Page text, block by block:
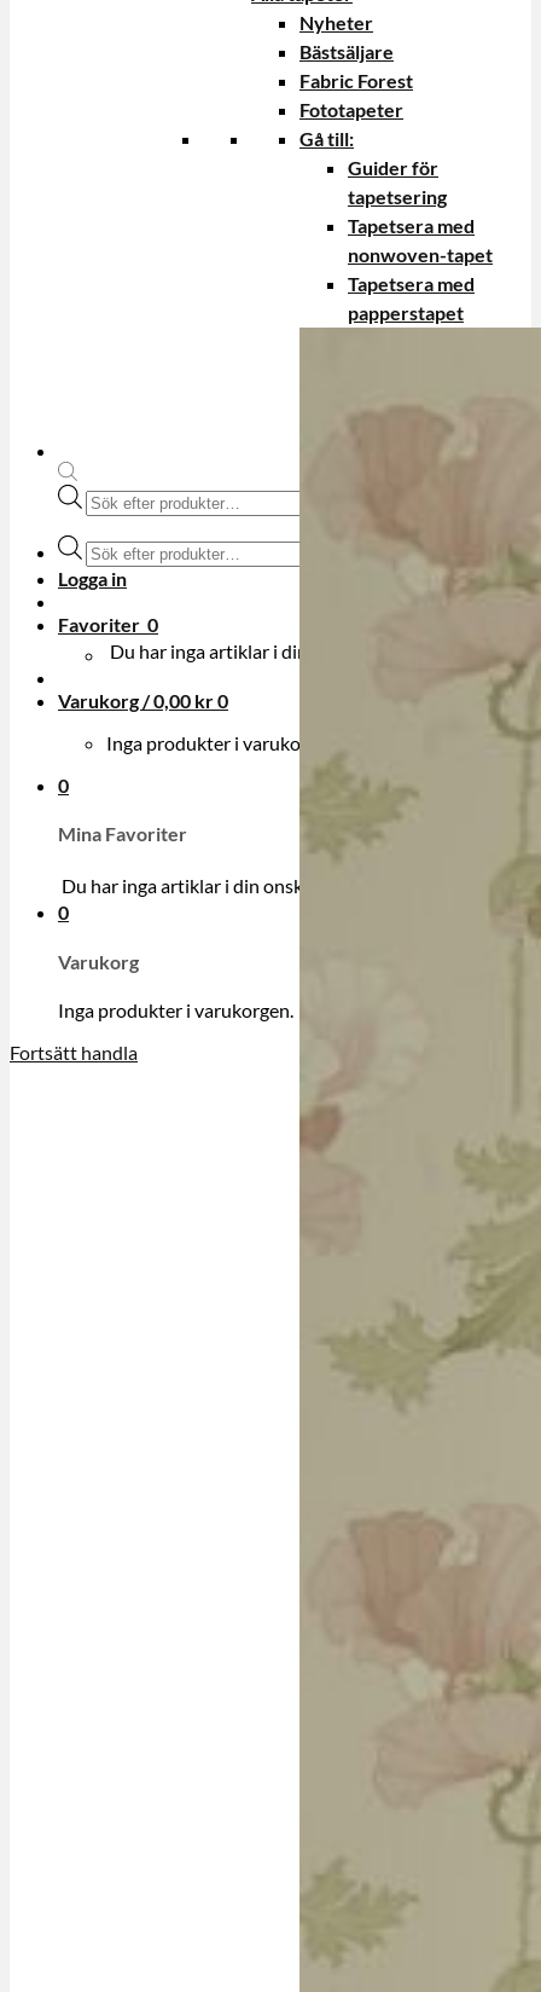
Produktsökning
Produktsökning
Logga in
Favoriter 0
Du har inga artiklar i din onskelista.
Varukorg /0,00 kr0
Inga produkter i varukorgen.
0
Mina Favoriter
Du har inga artiklar i din onskelista.
0
Varukorg
Inga produkter i varukorgen.
Fortsätt handla
Nyheter
Bästsäljare
Fabric Forest
Fototapeter
Gå till:
Guider för
tapetsering
Tapetsera med
nonwoven-tapet
Tapetsera med
papperstapet